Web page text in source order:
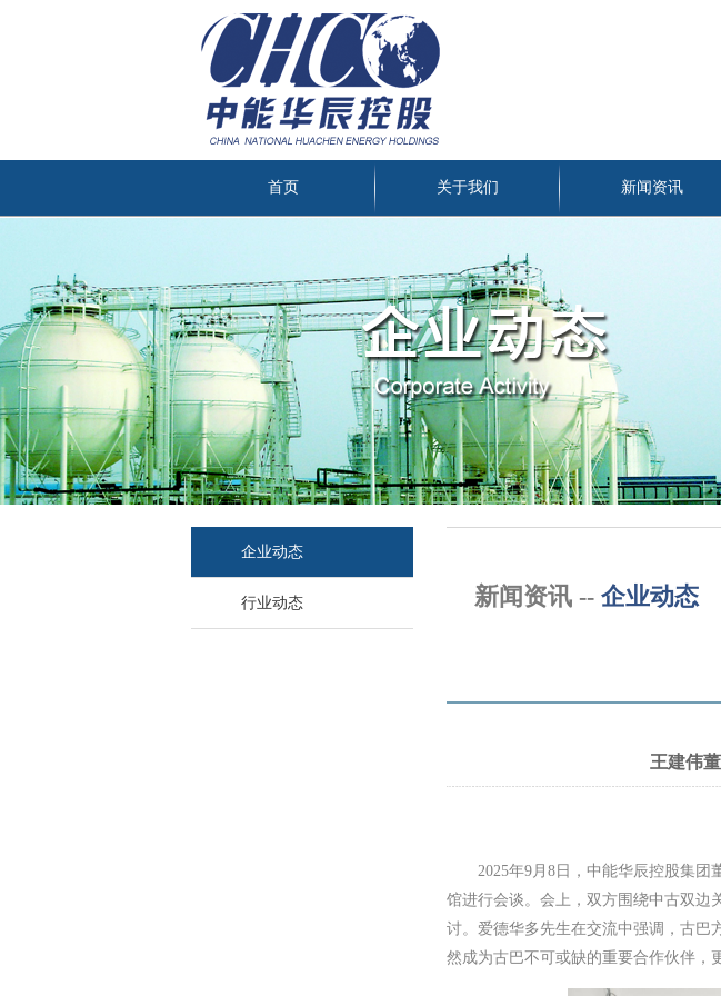
首页 关于我们 新闻资讯
企业动态
行业动态 新闻资讯 -- 企业动态
王建伟
2025年9月8日，中能华辰控股集
馆进行会谈。会上，双方围绕中古双边
讨。爱德华多先生在交流中强调，古巴
然成为古巴不可或缺的重要合作伙伴，